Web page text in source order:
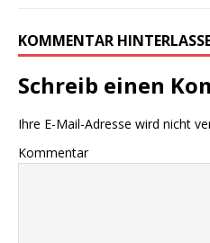
KOMMENTAR
Schreib einen
Ihre E-Mail-Adresse wird nicht
Kommentar